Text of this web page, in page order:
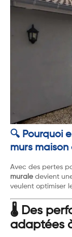
🔍 Pourquoi
murs maison
Avec des pertes
muraledevient
veulent optimiser
🌡️ Des
adaptées